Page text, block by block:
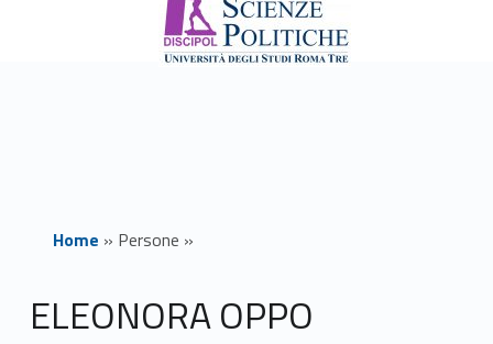
Home » Persone »
ELEONORA OPPO